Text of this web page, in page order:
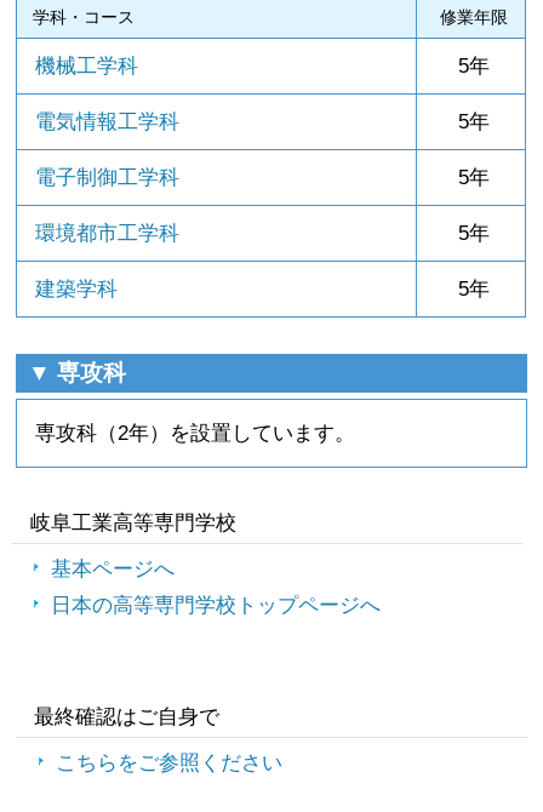
学科・コース 修業年限
機械工学科 5年
電気情報工学科 5年
電子制御工学科 5年
環境都市工学科 5年
建築学科 5年
▼ 専攻科
専攻科（2年）を設置しています。
岐阜工業高等専門学校
基本ページへ
日本の高等専門学校トップページへ
最終確認はご自身で
こちらをご参照ください